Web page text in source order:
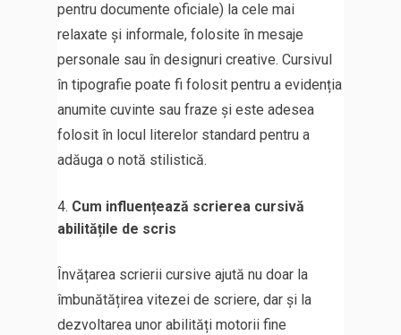
pentru documente oficiale) la cele mai
relaxate și informale, folosite în mesaje
personale sau în designuri creative. Cursivul
în tipografie poate fi folosit pentru a evidenția
anumite cuvinte sau fraze și este adesea
folosit în locul literelor standard pentru a
adăuga o notă stilistică.
Cum influențează scrierea cursivă
abilitățile de scris
Învățarea scrierii cursive ajută nu doar la
îmbunătățirea vitezei de scriere, dar și la
dezvoltarea unor abilități motorii fine